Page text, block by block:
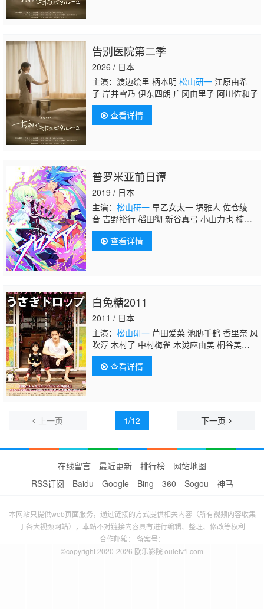
告别医院第二季
2026 / 日本
主演：渡边绘里 柄本明 松山研一江原由希
子 岸井雪乃 伊东四朗 广冈由里子 阿川佐和子
查看详情
普罗米亚前日谭
2019 / 日本
主演： 松山研一早乙女太一 堺雅人 佐仓绫
音 吉野裕行 稻田彻 新谷真弓 小山力也 楠大
典 桧山修之 小西克幸 小林剑道 市道真央 柚
木凉香查看详情
白兔糖2011
2011 / 日本
主演： 松山研一芦田爱菜 池胁千鹤 香里奈 风
吹淳 木村了 中村梅雀 木泷麻由美 桐谷美
玲 佐藤瑠生亮 绫野刚 吉田羊
查看详情
上一页 1/12 下一页
在线留言 最近更新 排行榜
网站地图
RSS订阅
Baidu Google Bing 360 Sogou 神马
本网站只提供web页面服务，通过链接的方式提供相关内容（所有视频内容收集
于各大视频网站），本站不对链接内容具有进行编辑、整理、修改等权利
合作邮箱： 备案号：
©copyright 2020-2026 欧乐影院 ouletv1.com